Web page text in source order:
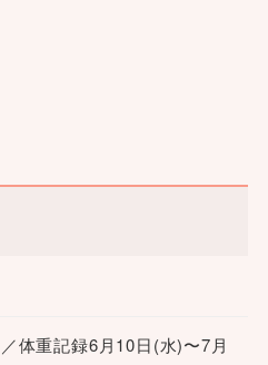
体重記録6月10日(水)〜7月